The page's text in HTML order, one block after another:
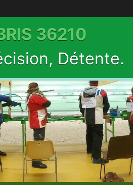
36210
Détente.